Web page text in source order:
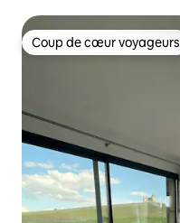
Coup de cœur voyageurs
Coup de cœur voyageurs